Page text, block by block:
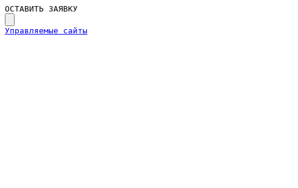
ОСТАВИТЬ ЗАЯВКУ
Управляемые сайты